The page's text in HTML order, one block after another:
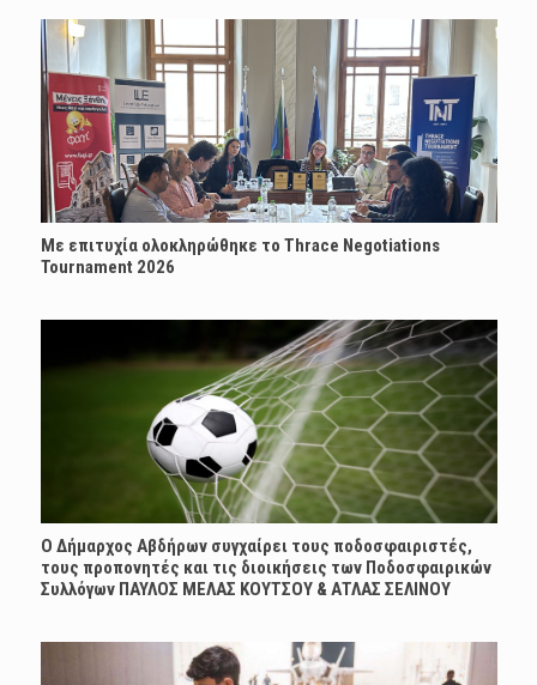
Με επιτυχία ολοκληρώθηκε το Thrace Negotiations
Tournament 2026
Ο Δήμαρχος Αβδήρων συγχαίρει τους ποδοσφαιριστές,
τους προπονητές και τις διοικήσεις των Ποδοσφαιρικών
Συλλόγων ΠΑΥΛΟΣ ΜΕΛΑΣ ΚΟΥΤΣΟΥ & ΑΤΛΑΣ ΣΕΛΙΝΟΥ